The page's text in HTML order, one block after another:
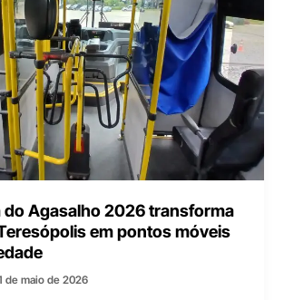
do Agasalho 2026 transforma
em pontos móveis
de maio de 2026